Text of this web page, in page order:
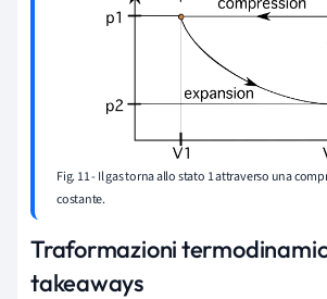
Fig. 11 - Il gas torna allo stato 1 attraverso una
costante.
Traformazioni
takeaways